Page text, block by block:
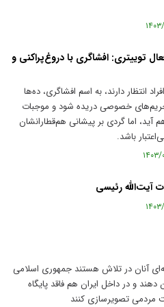
توییتری: افشاگری با دروغ‌پراکنی و
انتظار دارند، به اسم افشاگری، ده‌ها
خصوصی دریده شود و موجبات
آید، اما گردی بر پیشانی هم‌قطارانشان
باشد.
آیت‌الله رئیسی
آنان در تلاش هستند جمهوری اسلامی
و در داخل ایران هم فاقد پایگاه
مردمی تصویرسازی کنند